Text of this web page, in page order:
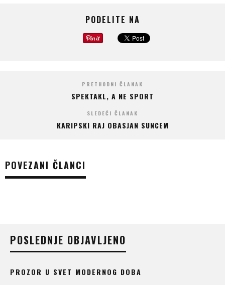
PODELITE NA
PRETHODNI ČLANAK
SPEKTAKL, A NE SPORT
SLEDEĆI ČLANAK
KARIPSKI RAJ OBASJAN SUNCEM
POVEZANI ČLANCI
POSLEDNJE OBJAVLJENO
PROZOR U SVET MODERNOG DOBA